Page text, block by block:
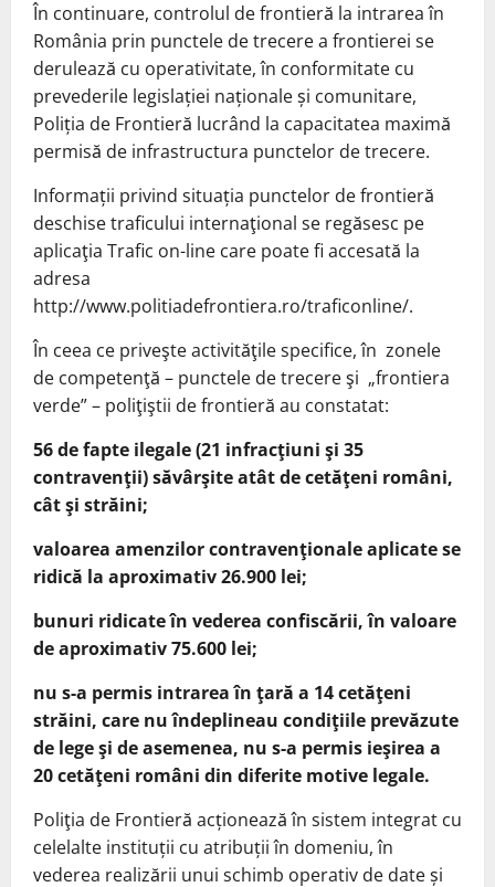
În continuare, controlul de frontieră la intrarea în
România prin punctele de trecere a frontierei se
derulează cu operativitate, în conformitate cu
prevederile legislației naționale și comunitare,
Poliția de Frontieră lucrând la capacitatea maximă
permisă de infrastructura punctelor de trecere.
Informații privind situația punctelor de frontieră
deschise traficului internaţional se regăsesc pe
aplicaţia Trafic on-line care poate fi accesată la
adresa
http://www.politiadefrontiera.ro/traficonline/.
În ceea ce priveşte activităţile specifice, în zonele
de competenţă – punctele de trecere şi „frontiera
verde” – poliţiştii de frontieră au constatat:
56 de fapte ilegale (21 infracţiuni şi 35
contravenţii) săvârşite atât de cetăţeni români,
cât şi străini;
valoarea amenzilor contravenţionale aplicate se
ridică la aproximativ 26.900 lei;
bunuri ridicate în vederea confiscării, în valoare
de aproximativ 75.600 lei;
nu s-a permis intrarea în ţară a 14 cetăţeni
străini, care nu îndeplineau condiţiile prevăzute
de lege şi de asemenea, nu s-a permis ieşirea a
20 cetăţeni români din diferite motive legale.
Poliţia de Frontieră acționează în sistem integrat cu
celelalte instituții cu atribuții în domeniu, în
vederea realizării unui schimb operativ de date și